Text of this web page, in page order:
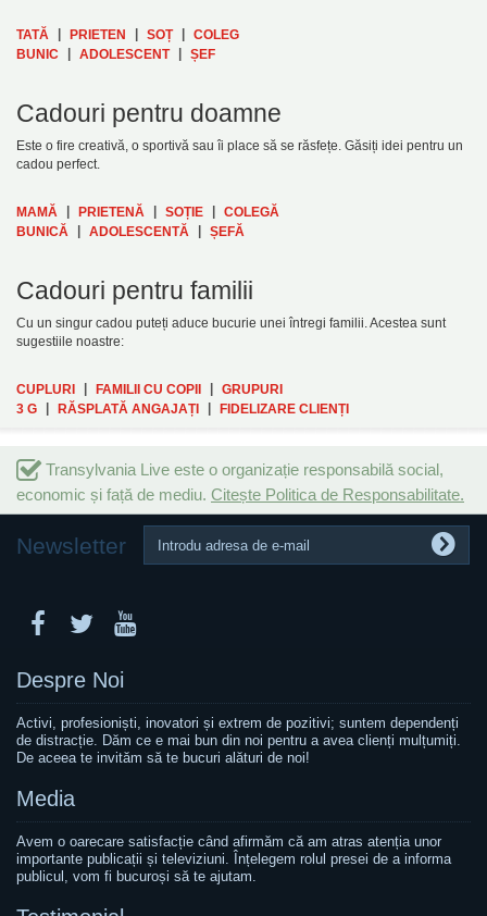
TATĂ PRIETEN SOȚ
COLEG
BUNIC
ADOLESCENT ȘEF
Cadouri pentru doamne
Este o fire creativă, o sportivă sau îi place să se răsfețe. Găsiți idei pentru un
cadou perfect.
MAMĂ PRIETENĂ SOȚIE
COLEGĂ
BUNICĂ
ADOLESCENTĂ ȘEFĂ
Cadouri pentru familii
Cu un singur cadou puteți aduce bucurie unei întregi familii. Acestea sunt
sugestiile noastre:
CUPLURI FAMILII CU COPII
GRUPURI
3 G
RĂSPLATĂ ANGAJAȚI FIDELIZARE CLIENȚI
Transylvania Live este o organizație responsabilă social,
economic și față de mediu. Citește Politica de Responsabilitate.
Newsletter
Despre Noi
Activi, profesioniști, inovatori și extrem de pozitivi; suntem dependenți
de distracție. Dăm ce e mai bun din noi pentru a avea clienți mulțumiți.
De aceea te invităm să te bucuri alături de noi!
Media
Avem o oarecare satisfacție când afirmăm că am atras atenția unor
importante publicații și televiziuni. Înțelegem rolul presei de a informa
publicul, vom fi bucuroși să te ajutam.